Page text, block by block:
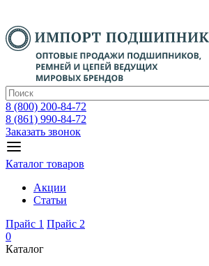
8 (800) 200-84-72
8 (861) 990-84-72
Заказать звонок
Каталог товаров
Акции
Статьи
Прайс 1 Прайс 2
0
Каталог